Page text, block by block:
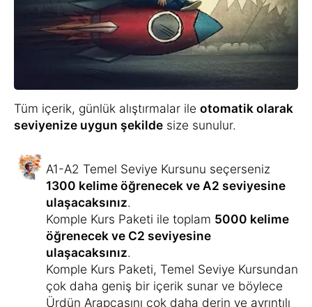
Tüm içerik, günlük alıştırmalar ile otomatik olarak
seviyenize uygun şekilde size sunulur.
A1-A2 Temel Seviye Kursunu seçerseniz
1300 kelime öğrenecek ve A2 seviyesine
ulaşacaksınız.
Komple Kurs Paketi ile toplam 5000 kelime
öğrenecek ve C2 seviyesine
ulaşacaksınız.
Komple Kurs Paketi, Temel Seviye Kursundan
çok daha geniş bir içerik sunar ve böylece
Ürdün Arapçasını çok daha derin ve ayrıntılı